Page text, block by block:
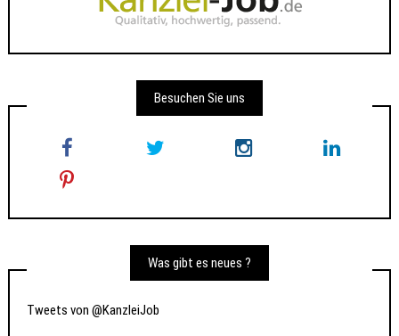
Besuchen Sie uns
Was gibt es neues ?
Tweets von @KanzleiJob